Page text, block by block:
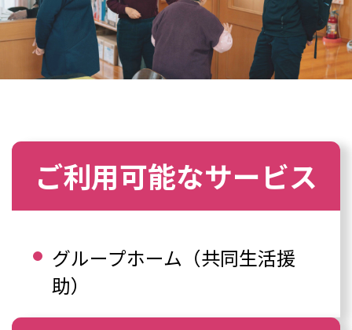
ご利用可能なサービス
グループホーム（共同生活援
助）